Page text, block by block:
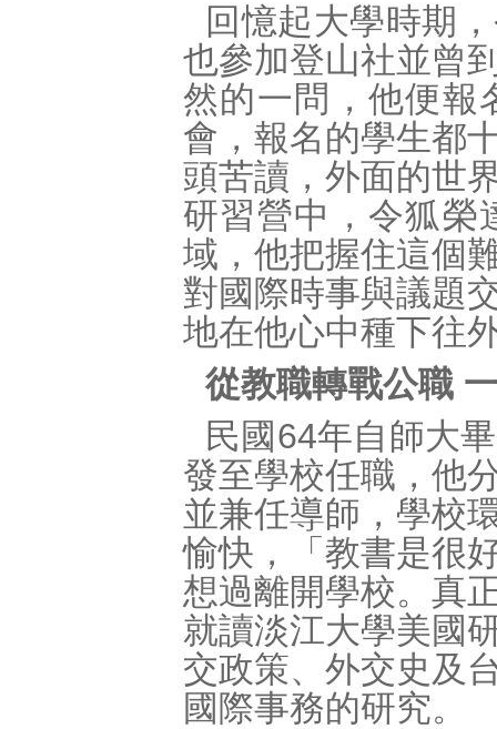
回憶起大學時期
也參加登山社並曾
然的一問，他便報
會，報名的學生都
頭苦讀，外面的世
研習營中，令狐榮
域，他把握住這個
對國際時事與議題
地在他心中種下往
從教職轉戰公職
民國64年自師大
發至學校任職，他
並兼任導師，學校
愉快，「教書是很
想過離開學校。真
就讀淡江大學美國
交政策、外交史及
國際事務的研究。